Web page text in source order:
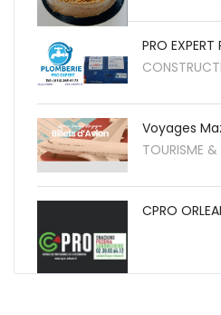
PRO EXPERT
Voyages
TOURISME
CPRO